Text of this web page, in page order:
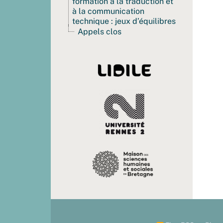
à la communication
technique : jeux d’équilibres
Appels clos